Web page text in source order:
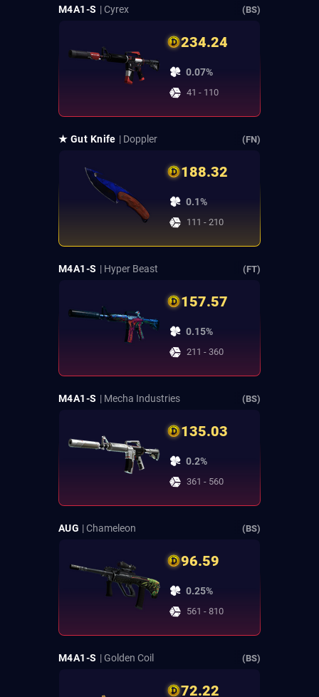
M4A1-S | Cyrex (BS)
234.24
0.07%
41 - 110
★ Gut Knife | Doppler (FN)
188.32
0.1%
111 - 210
M4A1-S | Hyper Beast (FT)
157.57
0.15%
211 - 360
M4A1-S | Mecha Industries (BS)
135.03
0.2%
361 - 560
AUG | Chameleon (BS)
96.59
0.25%
561 - 810
M4A1-S | Golden Coil (BS)
72.22